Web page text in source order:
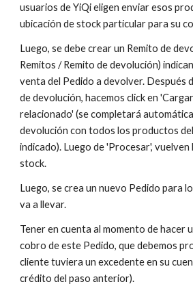
usuarios de YiQi eligen enviar esos
ubicación de stock particular para su
Luego, se debe crear un Remito de
Remitos / Remito de devolución)
venta del Pedido a devolver. Después
de devolución, hacemos click en
relacionado' (se completará
devolución con todos los productos
indicado). Luego de 'Procesar',
stock.
Luego, se crea un nuevo Pedido para
va a llevar.
Tener en cuenta al momento de hacer
cobro de este Pedido, que debemos
cliente tuviera un excedente en su
crédito del paso anterior).